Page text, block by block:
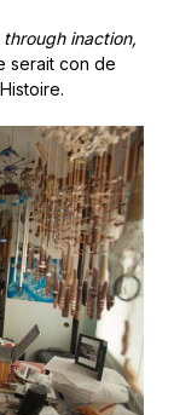
inaction,
serait con de